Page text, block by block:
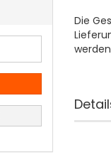
Die